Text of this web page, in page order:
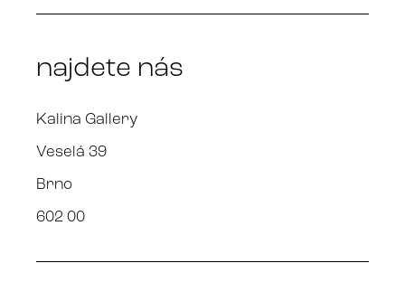
najdete nás
Kalina Gallery
Veselá 39
Brno
602 00